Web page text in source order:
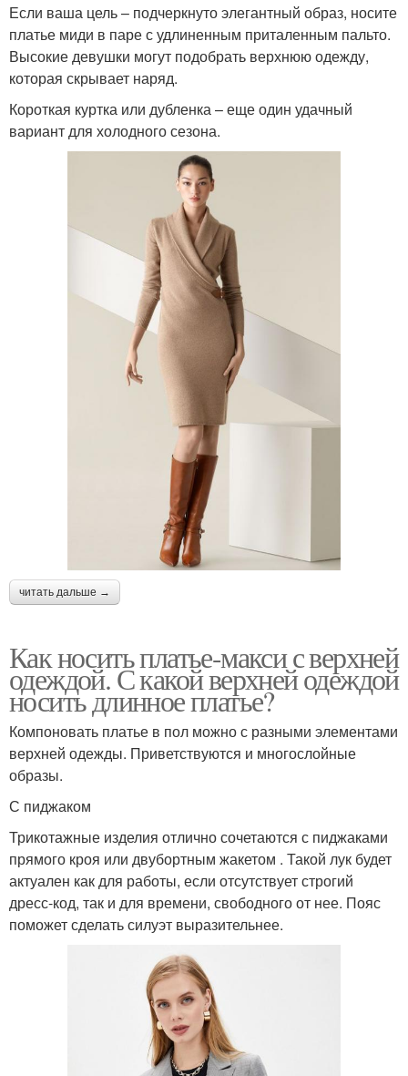
Если ваша цель – подчеркнуто элегантный образ, носите
платье миди в паре с удлиненным приталенным пальто.
Высокие девушки могут подобрать верхнюю одежду,
которая скрывает наряд.
Короткая куртка или дубленка – еще один удачный
вариант для холодного сезона.
читать дальше →
Как носить платье-макси с верхней
одеждой. С какой верхней одеждой
носить длинное платье?
Компоновать платье в пол можно с разными элементами
верхней одежды. Приветствуются и многослойные
образы.
С пиджаком
Трикотажные изделия отлично сочетаются с пиджаками
прямого кроя или двубортным жакетом . Такой лук будет
актуален как для работы, если отсутствует строгий
дресс-код, так и для времени, свободного от нее. Пояс
поможет сделать силуэт выразительнее.